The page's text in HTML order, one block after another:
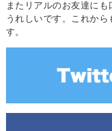
またリアルのお友達に
うれしいです。これか
す。